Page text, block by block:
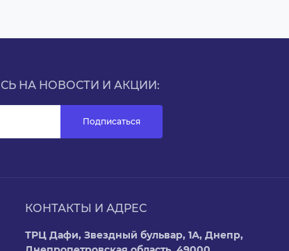
НА НОВОСТИ И АКЦИИ:
Подписаться
КОНТАКТЫ И АДРЕС
ТРЦ Дафи, Звездный бульвар, 1А, Днепр,